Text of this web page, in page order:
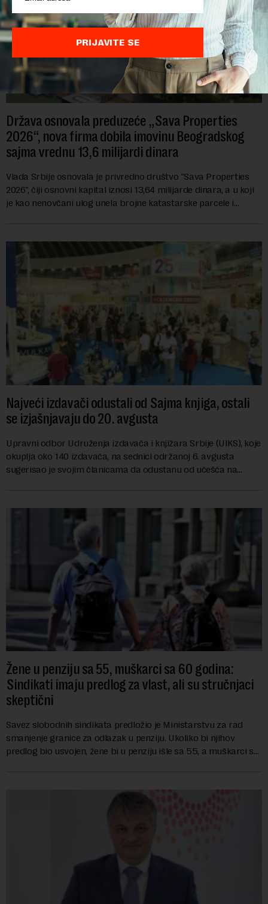
Država osnovala preduzeće „Sava Properties
2026“, nova firma dobila imovinu Beogradskog
sajma vrednu 13,6 milijardi dinara
Vlada Srbije osnovala je privredno društvo "Sava Properties
2026", čiji osnovni kapital iznosi 13,64 milijarde dinara, a u koji
je kao nenovčani ulog unela brojne katastarske parcele i
Najveći izdavači odustali od Sajma knjiga, ostali
se izjašnjavaju do 20. avgusta
Upravni odbor Udruženja izdavača i knjižara Srbije (UIKS), koje
okuplja oko 140 izdavača, na sednici održanoj 6. avgusta
sugerisao je svojim članicama da odustanu od učešća na
Žene u penziju sa 55, muškarci sa 60 godina:
Sindikati imaju predlog za vlast, ali su stručnjaci
skeptični
Savez slobodnih sindikata predložio je Ministarstvu za rad
smanjenje granice za odlazak u penziju. Ukoliko bi njihov
predlog bio usvojen, žene bi u penziju išle sa 55, a muškarci sa
PRIJAVITE SE